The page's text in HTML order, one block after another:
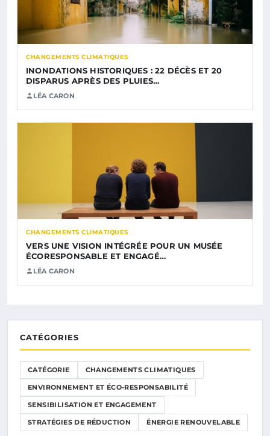
CHANGEMENTS CLIMATIQUES
INONDATIONS HISTORIQUES : 22 DÉCÈS ET 20
DISPARUS APRÈS DES PLUIES…
LÉA CARON
CHANGEMENTS CLIMATIQUES
VERS UNE VISION INTÉGRÉE POUR UN MUSÉE
ÉCORESPONSABLE ET ENGAGÉ…
LÉA CARON
CATÉGORIES
CATÉGORIE CHANGEMENTS CLIMATIQUES
ENVIRONNEMENT ET ÉCO-RESPONSABILITÉ
SENSIBILISATION ET ENGAGEMENT
STRATÉGIES DE RÉDUCTION ÉNERGIE RENOUVELABLE